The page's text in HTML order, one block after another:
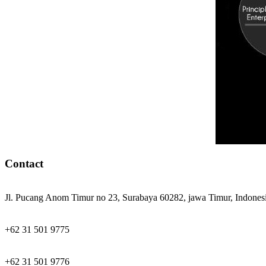
Contact
Jl. Pucang Anom Timur no 23, Surabaya 60282, jawa Timur,
+62 31 501 9775
+62 31 501 9776